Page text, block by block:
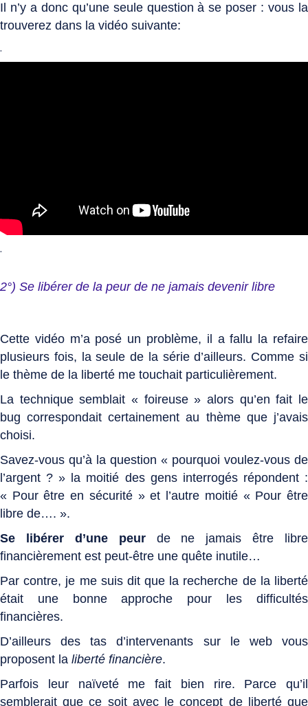
Il n’y a donc qu’une seule question à se poser : vous la
trouverez dans la vidéo suivante:
.
.
2°) Se libérer de la peur de ne jamais devenir libre
Cette vidéo m’a posé un problème, il a fallu la refaire
plusieurs fois, la seule de la série d’ailleurs. Comme si
le thème de la liberté me touchait particulièrement.
La technique semblait « foireuse » alors qu’en fait le
bug correspondait certainement au thème que j’avais
choisi.
Savez-vous qu’à la question « pourquoi voulez-vous de
l’argent ? » la moitié des gens interrogés répondent :
« Pour être en sécurité » et l’autre moitié « Pour être
libre de…. ».
Se libérer d’une peurde ne jamais être libre
financièrement est peut-être une quête inutile…
Par contre, je me suis dit que la recherche de la liberté
était une bonne approche pour les difficultés
financières.
D’ailleurs des tas d’intervenants sur le web vous
proposent la liberté financière.
Parfois leur naïveté me fait bien rire. Parce qu’il
semblerait que ce soit avec le concept de liberté que